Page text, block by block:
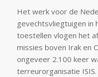
Het werk voor de
gevechtsvliegtuigen in
toestellen vlogen het
missies boven Irak en
ongeveer 2.100 keer
terreurorganisatie ISIS.